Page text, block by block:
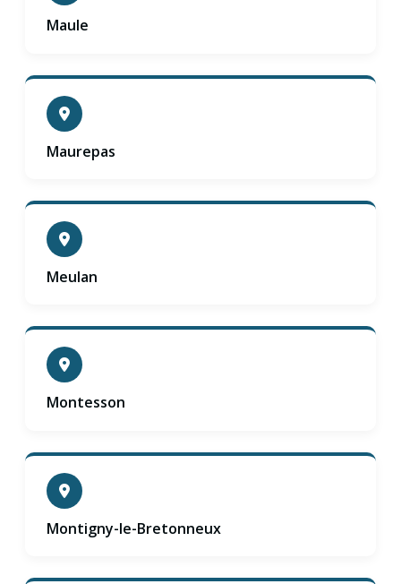
Maule
Maurepas
Meulan
Montesson
Montigny-le-Bretonneux